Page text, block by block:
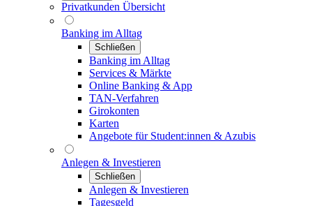
Privatkunden Übersicht
Banking im Alltag
Schließen
Banking im Alltag
Services & Märkte
Online Banking & App
TAN-Verfahren
Girokonten
Karten
Angebote für Student:innen & Azubis
Anlegen & Investieren
Schließen
Anlegen & Investieren
Tagesgeld